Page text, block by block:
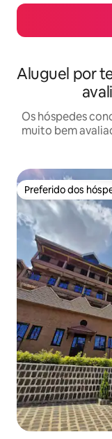
Aluguel por
Os hóspedes
muito bem
Preferido dos
Preferido dos